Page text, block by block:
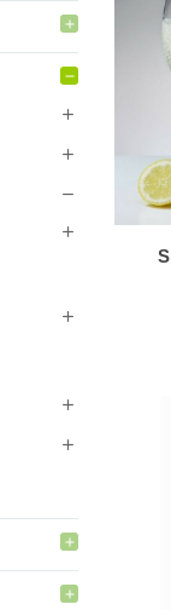
add
remove
add
add
remove
add
add
add
add
add
add